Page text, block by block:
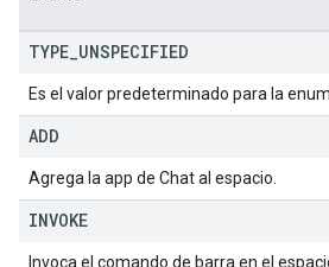
TYPE UNSPECIFIED
Es el valor predeterminado para la
ADD
Agrega la app de Chat al espacio.
INVOKE
Invoca el comando de barra en el